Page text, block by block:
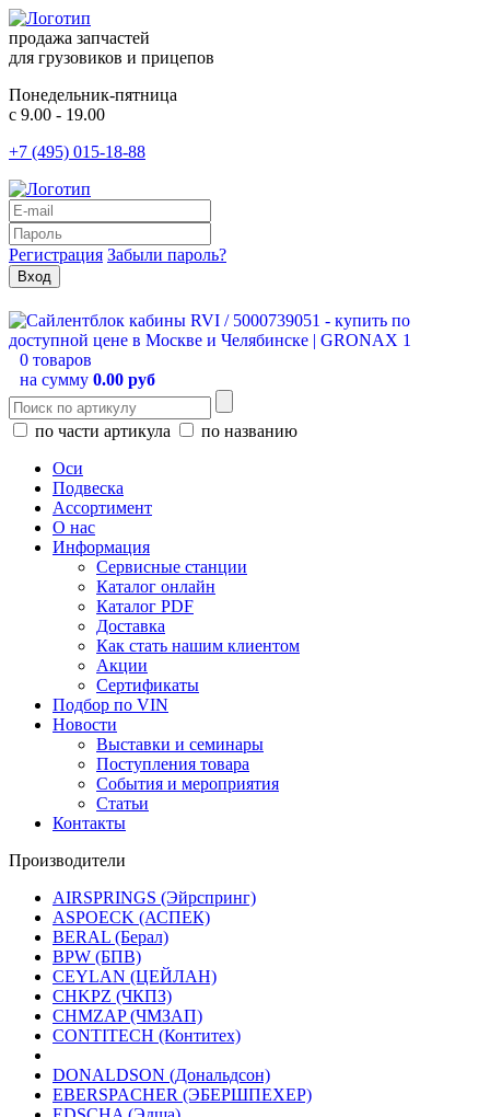
продажа запчастей
для грузовиков и прицепов
Понедельник-пятница
с 9.00 - 19.00
+7 (495) 015-18-88
Регистрация Забыли пароль?
0 товаров
на сумму 0.00 руб
по части артикула
по названию
Оси
Подвеска
Ассортимент
О нас
Информация
Сервисные станции
Каталог онлайн
Каталог PDF
Доставка
Как стать нашим клиентом
Акции
Сертификаты
Подбор по VIN
Новости
Выставки и семинары
Поступления товара
События и мероприятия
Статьи
Контакты
Производители
AIRSPRINGS (Эйрспринг)
ASPOECK (АСПЕК)
BERAL (Берал)
BPW (БПВ)
CEYLAN (ЦЕЙЛАН)
CHKPZ (ЧКПЗ)
CHMZAP (ЧМЗАП)
CONTITECH (Контитех)
DONALDSON (Дональдсон)
EBERSPACHER (ЭБЕРШПЕХЕР)